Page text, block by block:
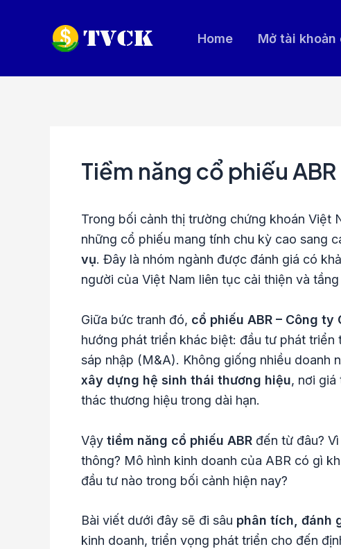
Home Mở tài
Tiềm năng cổ phiếu
Trong bối cảnh thị trường chứng khoán Việt
những cổ phiếu mang tính chu kỳ cao sang
vụ. Đây là nhóm ngành được đánh giá có
người của Việt Nam liên tục cải thiện và
Giữa bức tranh đó, cổ phiếu ABR – Công
hướng phát triển khác biệt: đầu tư phát
sáp nhập (M&A). Không giống nhiều doanh
xây dựng hệ sinh thái thương hiệu, nơi giá
thác thương hiệu trong dài hạn.
Vậy tiềm năng cổ phiếu ABR đến từ đâu?
thông? Mô hình kinh doanh của ABR có gì
đầu tư nào trong bối cảnh hiện nay?
Bài viết dưới đây sẽ đi sâu phân tích, đánh
kinh doanh, triển vọng phát triển cho đến